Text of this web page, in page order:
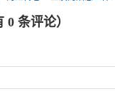
0 条评论）